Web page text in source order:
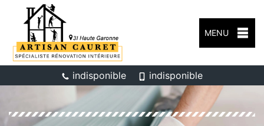
MENU
indisponible indisponible